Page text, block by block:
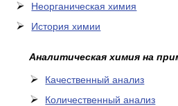
Неорганическая химия
История химии
Аналитическая химия на
Качественный анализ
Количественный анализ